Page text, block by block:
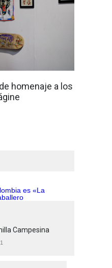
homenaje a los
Campesina